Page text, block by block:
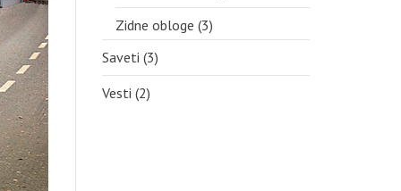
Zidne obloge (3)
Saveti (3)
Vesti (2)